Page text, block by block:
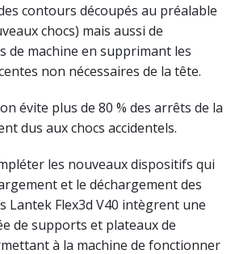
contours découpés au préalable
chocs) mais aussi de
de machine en supprimant les
non nécessaires de la tête.
évite plus de 80 % des arrêts de la
dus aux chocs accidentels.
les nouveaux dispositifs qui
et le déchargement des
Lantek Flex3d V40 intègrent une
de supports et plateaux de
à la machine de fonctionner